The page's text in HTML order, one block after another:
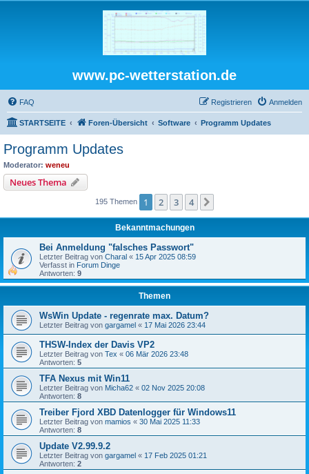
www.pc-wetterstation.de
FAQ Anmelden
Registrieren
STARTSEITE Foren-Übersicht Software Programm Updates
Programm Updates
Moderator: weneu
Neues Thema
195 Themen 1 2 3 4
Bekanntmachungen
Bei Anmeldung "falsches Passwort"
Letzter Beitrag von Charal « 15 Apr 2025 08:59
Verfasst in Forum Dinge
Antworten: 9
Themen
WsWin Update - regenrate max. Datum?
Letzter Beitrag von gargamel « 17 Mai 2026 23:44
THSW-Index der Davis VP2
Letzter Beitrag von Tex « 06 Mär 2026 23:48
Antworten: 5
TFA Nexus mit Win11
Letzter Beitrag von Micha62 « 02 Nov 2025 20:08
Antworten: 8
Treiber Fjord XBD Datenlogger für Windows11
Letzter Beitrag von mamios « 30 Mai 2025 11:33
Antworten: 8
Update V2.99.9.2
Letzter Beitrag von gargamel « 17 Feb 2025 01:21
Antworten: 2